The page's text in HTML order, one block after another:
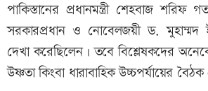
পাকিস্তানের প্রধানমন্ত্রী শেহবাজ শরিফ
সরকারপ্রধান ও নোবেলজয়ী ড. মুহাম্মদ
দেখা করেছিলেন। তবে বিশ্লেষকদের
উষ্ণতা কিংবা ধারাবাহিক উচ্চপর্যায়ের